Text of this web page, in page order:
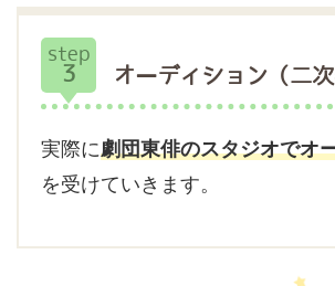
step
3 オーディション（二次
実際に劇団東俳のスタジオでオ
を受けていきます。